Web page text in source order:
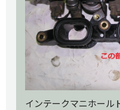
インテークマニホール